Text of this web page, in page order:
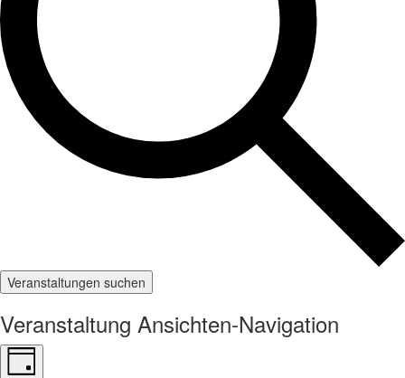
Veranstaltungen suchen
Veranstaltung Ansichten-Navigation